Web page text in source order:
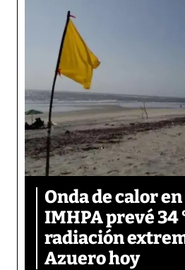
Onda de calor
IMHPA prevé 34
radiación
Azuero hoy